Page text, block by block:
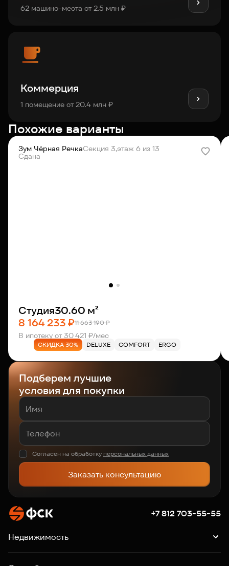
62 машино-места от 2.5 млн ₽
Коммерция
1 помещение от 20.4 млн ₽
Похожие варианты
Зум Чёрная РечкаСекция 3,этаж 6 из 13
Сдана
Студия30.60 м²
8 164 233 ₽11 663 190 ₽
В ипотеку от 30 421 ₽/мес
СКИДКА 30% DELUXE COMFORT ERGO
Подберем лучшие
условия для покупки
Согласен на обработку персональных данных
Заказать консультацию
+7 812 703-55-55
Недвижимость
Квартиры